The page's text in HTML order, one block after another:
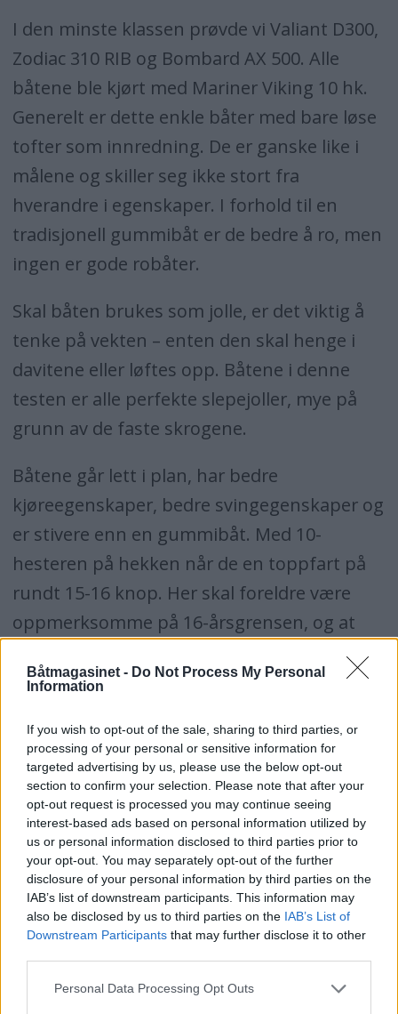
Båtmagasinet - Do Not Process My Personal
Information
If you wish to opt-out of the sale, sharing to third parties, or
processing of your personal or sensitive information for
targeted advertising by us, please use the below opt-out
section to confirm your selection. Please note that after your
opt-out request is processed you may continue seeing
interest-based ads based on personal information utilized by
us or personal information disclosed to third parties prior to
your opt-out. You may separately opt-out of the further
disclosure of your personal information by third parties on the
IAB’s list of downstream participants. This information may
also be disclosed by us to third parties on the IAB’s List of
Downstream Participants that may further disclose it to other
Personal Data Processing Opt Outs
I den minste klassen prøvde vi Valiant D300,
Zodiac 310 RIB og Bombard AX 500. Alle
båtene ble kjørt med Mariner Viking 10 hk.
Generelt er dette enkle båter med bare løse
tofter som innredning. De er ganske like i
målene og skiller seg ikke stort fra
hverandre i egenskaper. I forhold til en
tradisjonell gummibåt er de bedre å ro, men
ingen er gode robåter.
Skal båten brukes som jolle, er det viktig å
tenke på vekten – enten den skal henge i
davitene eller løftes opp. Båtene i denne
testen er alle perfekte slepejoller, mye på
grunn av de faste skrogene.
Båtene går lett i plan, har bedre
kjøreegenskaper, bedre svingegenskaper og
er stivere enn en gummibåt. Med 10-
hesteren på hekken når de en toppfart på
rundt 15-16 knop. Her skal foreldre være
oppmerksomme på 16-årsgrensen, og at
toppfarten ikke skal være over 10 knop. En
10 hk motor bør man imidlertid ha dersom
RIBene.
Zodiac 310 RIB
Lengde:
3,10 m
Bredde:
1,50 m
Vekt:
50 kg
Max. Motor:
10 hk